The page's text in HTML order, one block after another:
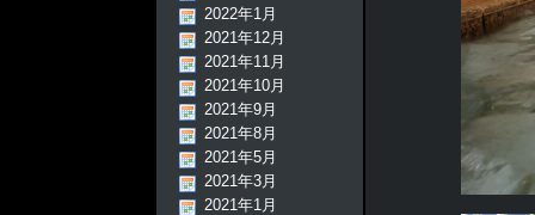
2022年1月
2021年12月
2021年11月
2021年10月
2021年9月
2021年8月
2021年5月
2021年3月
2021年1月